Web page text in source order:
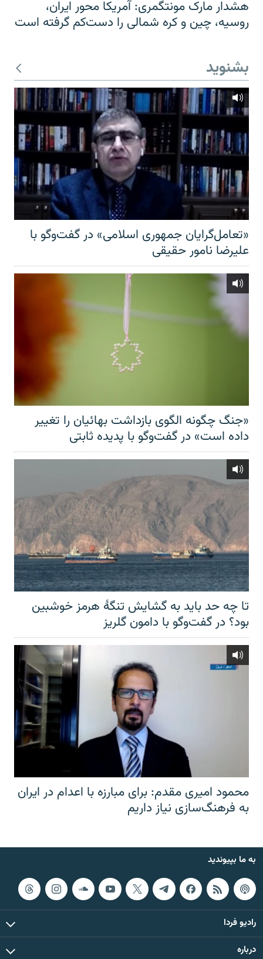
هشدار مارک مونتگمری: آمریکا محور ایران،
روسیه، چین و کره شمالی را دست‌کم گرفته است
بشنوید
«تعامل‌گرایان جمهوری اسلامی» در گفت‌وگو با
علیرضا نامور حقیقی
«جنگ چگونه الگوی بازداشت بهائیان را تغییر
داده است» در گفت‌وگو با پدیده ثابتی
تا چه حد باید به گشایش تنگهٔ هرمز خوشبین
بود؟ در گفت‌وگو با دامون گلریز
محمود امیری مقدم: برای مبارزه با اعدام در ایران
به فرهنگ‌سازی نیاز داریم
به ما بپیوندید
رادیو فردا
درباره